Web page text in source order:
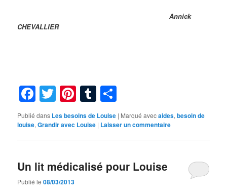
Annick
CHEVALLIER
Facebook
Twitter
Pinterest
Tumblr
Publié dans Les besoins de Louise | Marqué avecaides,besoin de
louise,Grandir avec Louise | Laisser un commentaire
Un lit médicalisé pour Louise
Publié le08/03/2013